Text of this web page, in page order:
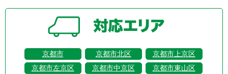
京都市 京都市北区
京都市上京区
京都市左京区
京都市中京区
京都市東山区